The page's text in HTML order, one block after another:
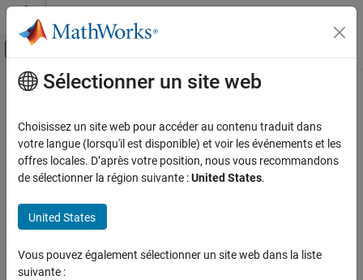
Passer au contenu
Activer/désactiver l'affichage du menu
Accueil de la documentation
Share and Distribute Software
ON THIS PAGE
Syntax
Description
Examples
Contenu principal
PackageIdentifier
Create package identifier
Since R2026a
collapse all in page
Syntax
Description
Sélectionner un site web
Choisissez un site web pour accéder au contenu traduit dans
votre langue (lorsqu'il est disponible) et voir les événements et les
offres locales. D’après votre position, nous vous recommandons
de sélectionner la région suivante :United States.
United States
Vous pouvez également sélectionner un site web dans la liste
suivante :